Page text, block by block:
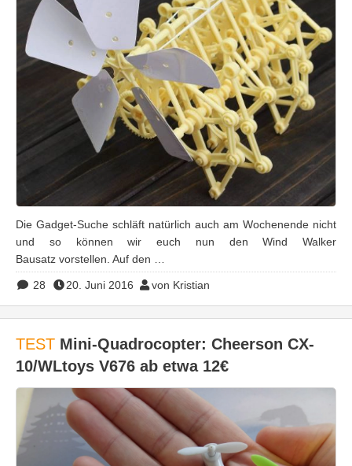
Die Gadget-Suche schläft natürlich auch am Wochenende nicht
und so können wir euch nun den Wind Walker
Bausatz vorstellen. Auf den …
28 20. Juni 2016 von Kristian
TEST Mini-Quadrocopter: Cheerson CX-
10/WLtoys V676 ab etwa 12€